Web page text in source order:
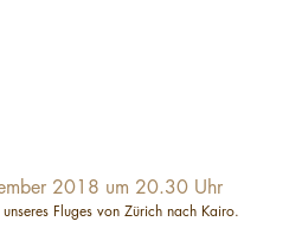
2018 um 20.30 Uhr
Fluges von Zürich nach Kairo.